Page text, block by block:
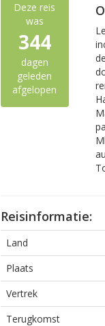
Deze reis
was
344
dagen
geleden
afgelopen
Reisinformatie:
Land
Plaats
Vertrek
Terugkomst